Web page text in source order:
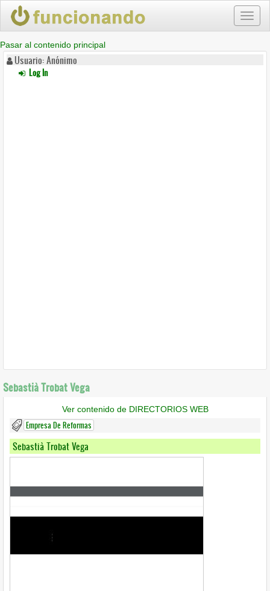
Pasar al contenido principal
Usuario: Anónimo
Log In
Sebastià Trobat Vega
Ver contenido de DIRECTORIOS WEB
Empresa De Reformas
Sebastià Trobat Vega